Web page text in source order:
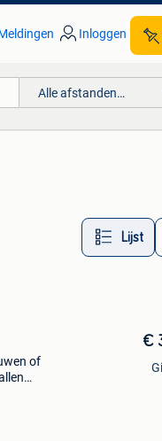
Inloggen
Alle afstanden…
Lijst
of
€